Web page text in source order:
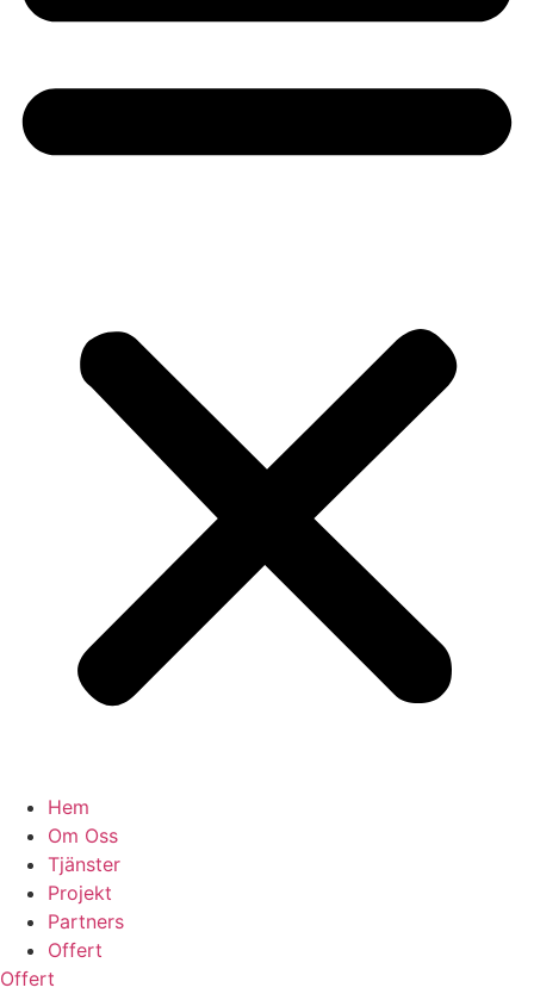
Hem
Om Oss
Tjänster
Projekt
Partners
Offert
Offert